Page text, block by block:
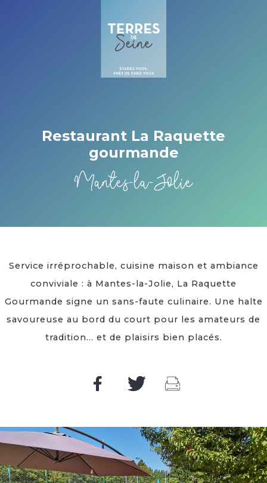
Restaurant La Raquette
gourmande
Mantes-la-Jolie
Service irréprochable, cuisine maison et ambiance
conviviale : à Mantes-la-Jolie, La Raquette
Gourmande signe un sans-faute culinaire. Une halte
savoureuse au bord du court pour les amateurs de
tradition… et de plaisirs bien placés.